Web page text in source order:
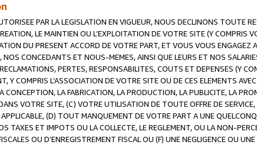
PAR LA LEGISLATION EN VIGUEUR, NOUS DECLINONS TOUTE
LE MAINTIEN OU L’EXPLOITATION DE VOTRE SITE (Y COMPRIS
DU PRESENT ACCORD DE VOTRE PART, ET VOUS VOUS ENGAGEZ
NOS CONCEDANTS ET NOUS-MEMES, AINSI QUE LEURS ET NOS
PERTES, RESPONSABILITES, COUTS ET DEPENSES (Y
Y COMPRIS L’ASSOCIATION DE VOTRE SITE OU DE CES ELEMENTS
CONCEPTION, LA FABRICATION, LA PRODUCTION, LA PUBLICITE, LA
VOTRE SITE, (C) VOTRE UTILISATION DE TOUTE OFFRE DE
(D) TOUT MANQUEMENT DE VOTRE PART A UNE
TAXES ET IMPOTS OU LA COLLECTE, LE REGLEMENT, OU LA NON-
OU D’ENREGISTREMENT FISCAL OU (F) UNE NEGLIGENCE OU